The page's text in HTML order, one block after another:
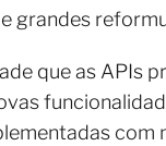
grandes
que as APIs
com